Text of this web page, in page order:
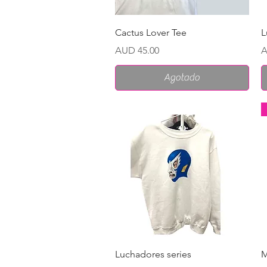
Vista rápida
Cactus Lover Tee
Precio
AUD 45.00
Agotado
Vista rápida
Luchadores series